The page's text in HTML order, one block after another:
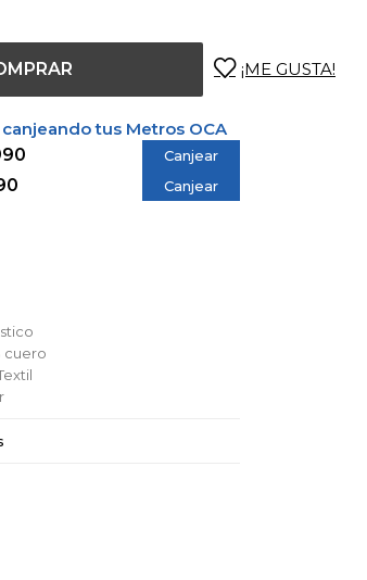
tus Metros OCA
Canjear
Canjear
cuero